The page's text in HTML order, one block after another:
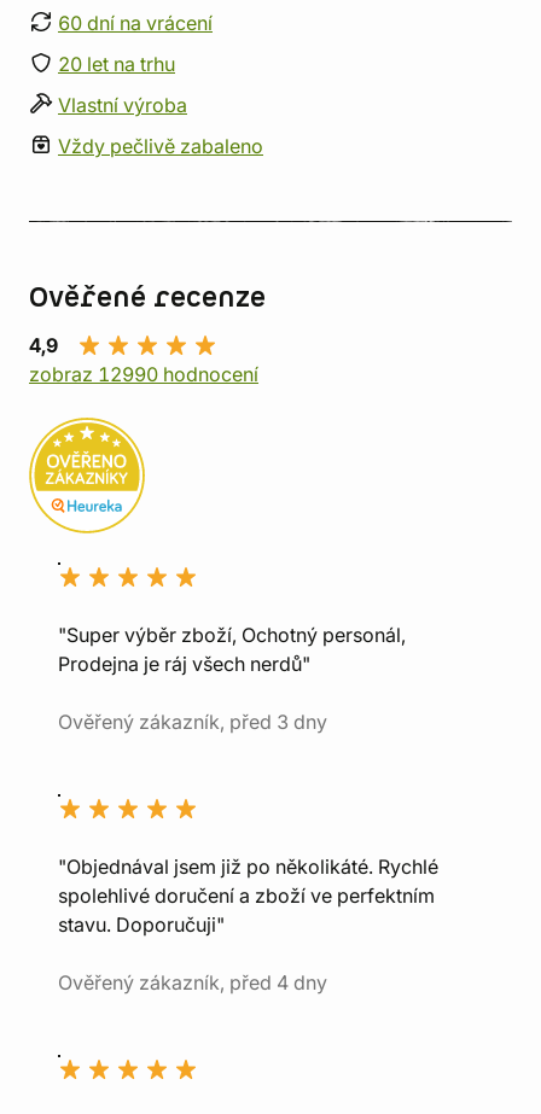
60 dní na vrácení
20 let na trhu
Vlastní výroba
Vždy pečlivě zabaleno
Ověřené recenze
4,9
zobraz 12990 hodnocení
"Super výběr zboží, Ochotný personál,
Prodejna je ráj všech nerdů"
Ověřený zákazník, před 3 dny
"Objednával jsem již po několikáté. Rychlé
spolehlivé doručení a zboží ve perfektním
stavu. Doporučuji"
Ověřený zákazník, před 4 dny